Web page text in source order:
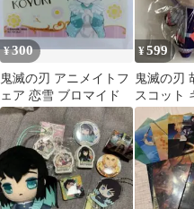
¥300
鬼滅の刃 アニメイトフ
ェア 恋雪 ブロマイド
¥599
鬼滅の刃
スコット
非売品✨️